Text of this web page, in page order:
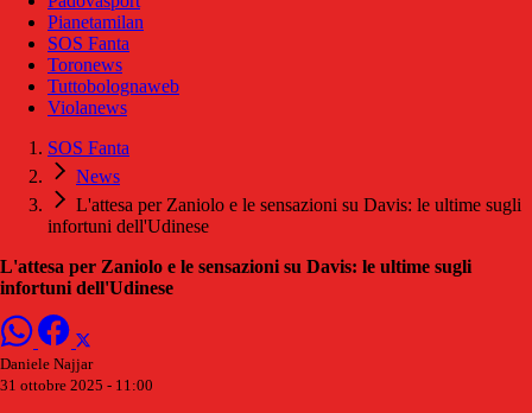
Pianetamilan
SOS Fanta
Toronews
Tuttobolognaweb
Violanews
SOS Fanta
News
L'attesa per Zaniolo e le sensazioni su Davis: le ultime sugli
infortuni dell'Udinese
L'attesa per Zaniolo e le sensazioni su Davis: le ultime sugli
infortuni dell'Udinese
Daniele Najjar
31 ottobre 2025 - 11:00